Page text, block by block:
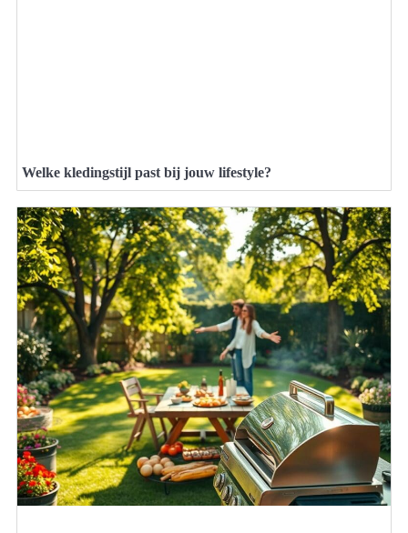
Welke kledingstijl past bij jouw lifestyle?